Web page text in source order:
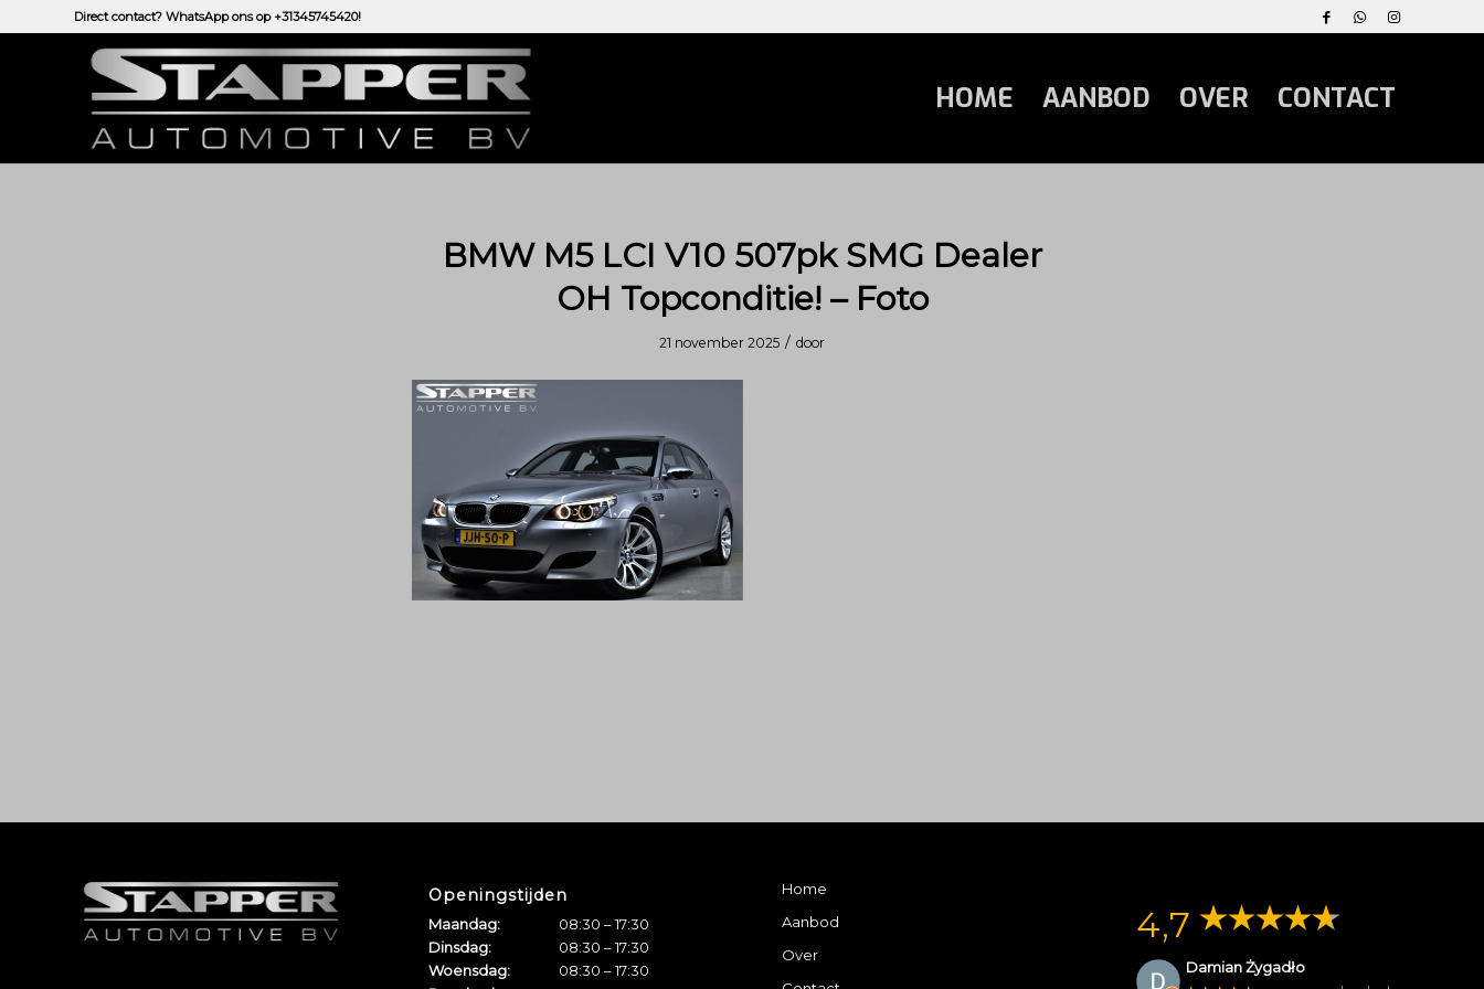
Direct contact? WhatsApp ons op +31345745420!
HOME AANBOD OVER CONTACT
BMW M5 LCI V10 507pk SMG Dealer
OH Topconditie! – Foto
21 november 2025 / door
Openingstijden
Maandag:
08:30 – 17:30
Dinsdag:
08:30 – 17:30
Woensdag:
08:30 – 17:30
Home
Aanbod
Over
4,7
Damian Żygadło